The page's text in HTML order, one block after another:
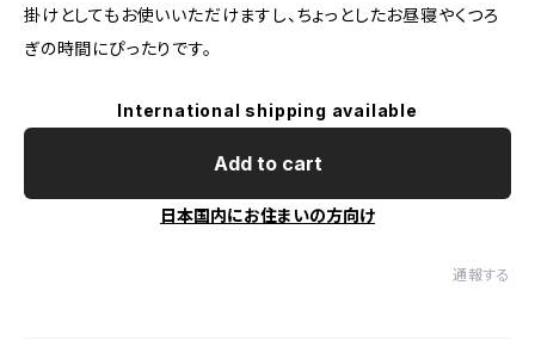
掛けとしてもお使いいただけますし、ちょっとしたお昼寝やくつろ
ぎの時間にぴったりです。
International shipping available
Add to cart
日本国内にお住まいの方向け
通報する